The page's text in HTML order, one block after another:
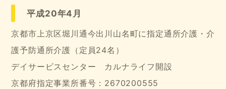
平成20年4月
京都市上京区堀川通今出川山名町に指定通所介護・介
護予防通所介護（定員24名）
デイサービスセンター カルナライフ開設
京都府指定事業所番号：2670200555